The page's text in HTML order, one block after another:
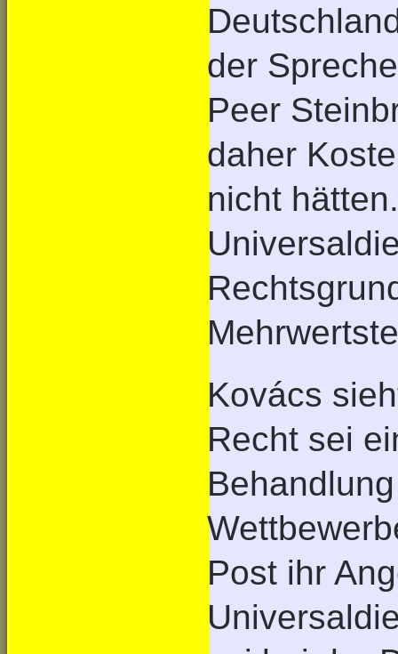
der
Peer
daher
nicht
Kovács
Recht sei
Post ihr